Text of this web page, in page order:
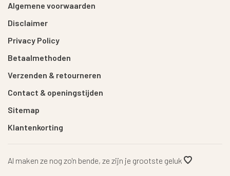
Algemene voorwaarden
Disclaimer
Privacy Policy
Betaalmethoden
Verzenden & retourneren
Contact & openingstijden
Sitemap
Klantenkorting
Al maken ze nog zo'n bende, ze zijn je grootste geluk